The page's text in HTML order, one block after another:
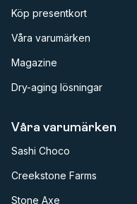
Köp presentkort
Våra varumärken
Magazine
Dry-aging lösningar
Våra varumärken
Sashi Choco
Creekstone Farms
Stone Axe